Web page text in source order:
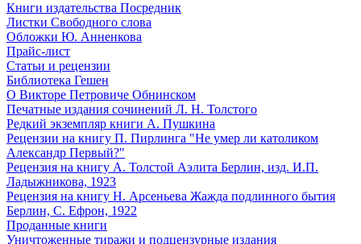
Книги издательства Посредник
Листки Свободного слова
Обложки Ю. Анненкова
Прайс-лист
Статьи и рецензии
Библиотека Гешен
О Викторе Петровиче Обнинском
Печатные издания сочинений Л. Н. Толстого
Редкий экземпляр книги А. Пушкина
Рецензии на книгу П. Пирлинга "Не умер ли католиком
Александр Первый?"
Рецензия на книгу А. Толстой Аэлита Берлин, изд. И.П.
Ладыжникова, 1923
Рецензия на книгу Н. Арсеньева Жажда подлинного бытия
Берлин, С. Ефрон, 1922
Проданные книги
Уничтоженные тиражи и подцензурные издания